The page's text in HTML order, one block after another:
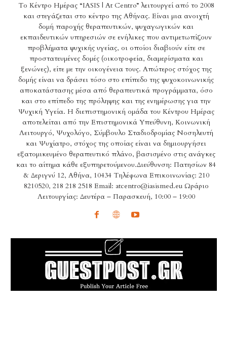
Το Κέντρο Ημέρας “IASIS | At Centro” λειτουργεί από το 2008
και στεγάζεται στο κέντρο της Αθήνας. Είναι μια ανοιχτή
δομή παροχής θεραπευτικών, ψυχαγωγικών και
εκπαιδευτικών υπηρεσιών σε ενήλικες που αντιμετωπίζουν
προβλήματα ψυχικής υγείας, οι οποίοι διαβιούν είτε σε
προστατευμένες δομές (οικοτροφεία, διαμερίσματα και
ξενώνες), είτε με την οικογένεια τους. Απώτερος στόχος της
δομής είναι να δράσει τόσο στο επίπεδο της ψυχοκοινωνικής
αποκατάστασης μέσα από θεραπευτικά προγράμματα, όσο
και στο επίπεδο της πρόληψης και της ενημέρωσης για την
Ψυχική Υγεία. Η διεπιστημονική ομάδα του Κέντρου Ημέρας
αποτελείται από την Επιστημονικά Υπεύθυνη, Κοινωνική
Λειτουργό, Ψυχολόγο, Σύμβουλο Σταδιοδρομίας Νοσηλευτή
και Ψυχίατρο, στόχος της οποίας είναι να δημιουργήσει
εξατομικευμένο θεραπευτικό πλάνο, βασισμένο στις ανάγκες
και το αίτημα κάθε εξυπηρετούμενου.Διεύθυνση: Πατησίων 84
& Δεριγνύ 12, Αθήνα, 10434 Τηλέφωνα Επικοινωνίας: 210
8210520, 218 218 2518 Email: atcentro@iasismed.eu Ωράριο
Λειτουργίας: Δευτέρα – Παρασκευή, 10:00 – 19:00